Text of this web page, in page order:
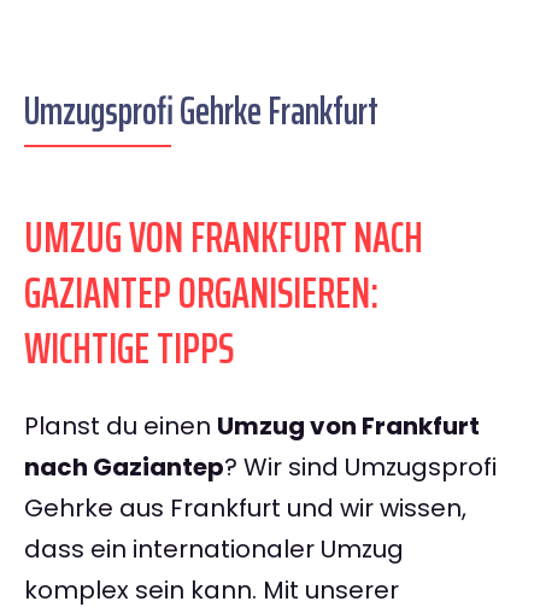
Umzugsprofi Gehrke Frankfurt
UMZUG VON FRANKFURT NACH
GAZIANTEP ORGANISIEREN:
WICHTIGE TIPPS
Planst du einen Umzug von Frankfurt
nach Gaziantep? Wir sind Umzugsprofi
Gehrke aus Frankfurt und wir wissen,
dass ein internationaler Umzug
komplex sein kann. Mit unserer